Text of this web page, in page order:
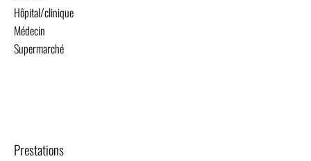
Hôpital/clinique
Médecin
Supermarché
Prestations